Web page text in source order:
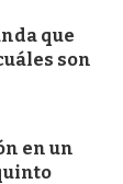
que
son
en un